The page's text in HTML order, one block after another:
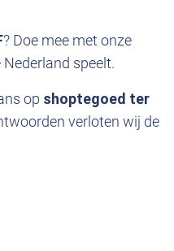
? Doe mee met onze
speelt.
op shoptegoed ter
verloten wij de